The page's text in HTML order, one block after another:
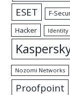
ESET F-
Hacker Identity
Nozomi Networks
Proofpoint